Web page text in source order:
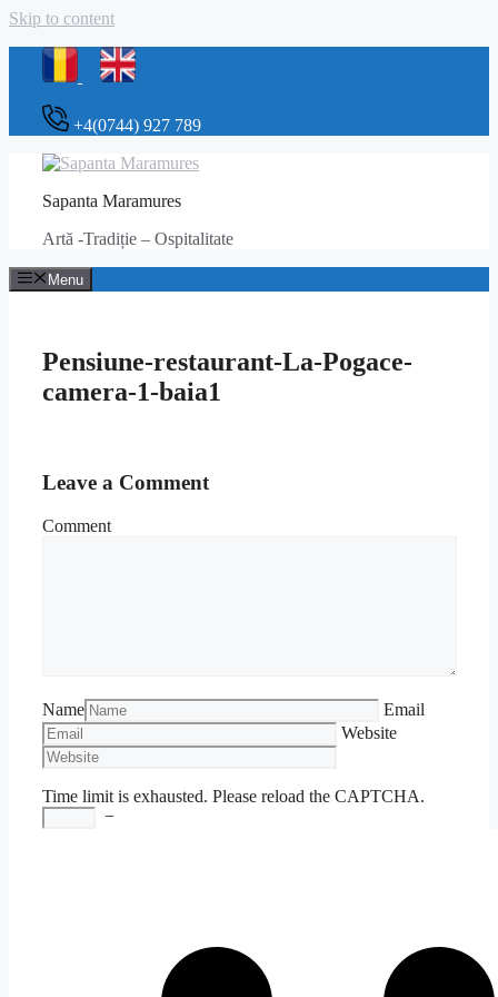
Skip to content
+4(0744) 927 789
Sapanta Maramures
Artă -Tradiție – Ospitalitate
Menu
Pensiune-restaurant-La-Pogace-
camera-1-baia1
Leave a Comment
Comment
Name
Email
Website
Time limit is exhausted. Please reload the CAPTCHA.
−